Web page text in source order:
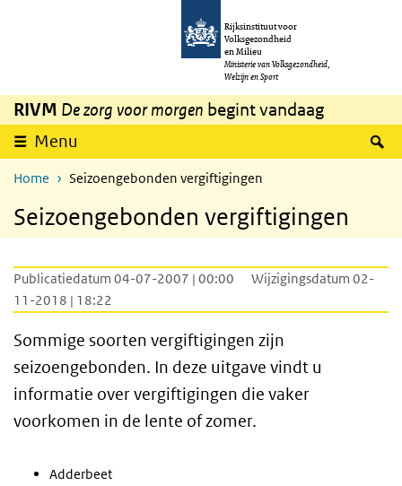
Overslaan en naar de inhoud gaan
Rijksinstituut voor
Volksgezondheid
en Milieu
Ministerie van Volksgezondheid,
Welzijn en Sport
RIVM De zorg voor morgen begint vandaag
Menu
Home Seizoengebonden vergiftigingen
Seizoengebonden vergiftigingen
Publicatiedatum 04-07-2007 | 00:00
Wijzigingsdatum 02-
11-2018 | 18:22
Sommige soorten vergiftigingen zijn
seizoengebonden. In deze uitgave vindt u
informatie over vergiftigingen die vaker
voorkomen in de lente of zomer.
Adderbeet